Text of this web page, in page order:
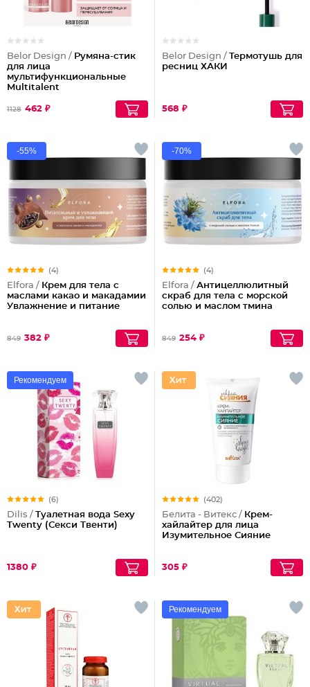
Belor Design / Румяна-стик
для лица
мультифункциональные
Multitalent
1128 462 ₽
Belor Design / Термотушь для
ресниц ХАКИ
568 ₽
-55%
(4)
Elfora / Крем для тела с
маслами какао и макадамии
Увлажнение и питание
849 382 ₽
-70%
(4)
Elfora / Антицеллюлитный
скраб для тела с морской
солью и маслом тмина
849 254 ₽
Рекомендуем
(6)
Dilis / Туалетная вода Sexy
Twenty (Секси Твенти)
1380 ₽
(402)
Белита - Витекс / Крем-
хайлайтер для лица
Изумительное Сияние
305 ₽
Рекомендуем